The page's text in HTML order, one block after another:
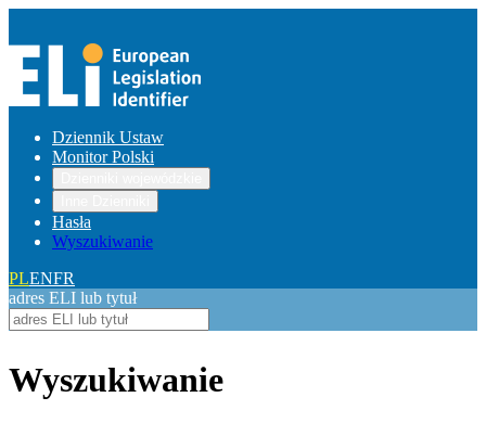
Dziennik Ustaw
Monitor Polski
Hasła
Wyszukiwanie
PLENFR
adres ELI lub tytuł
Wyszukiwanie